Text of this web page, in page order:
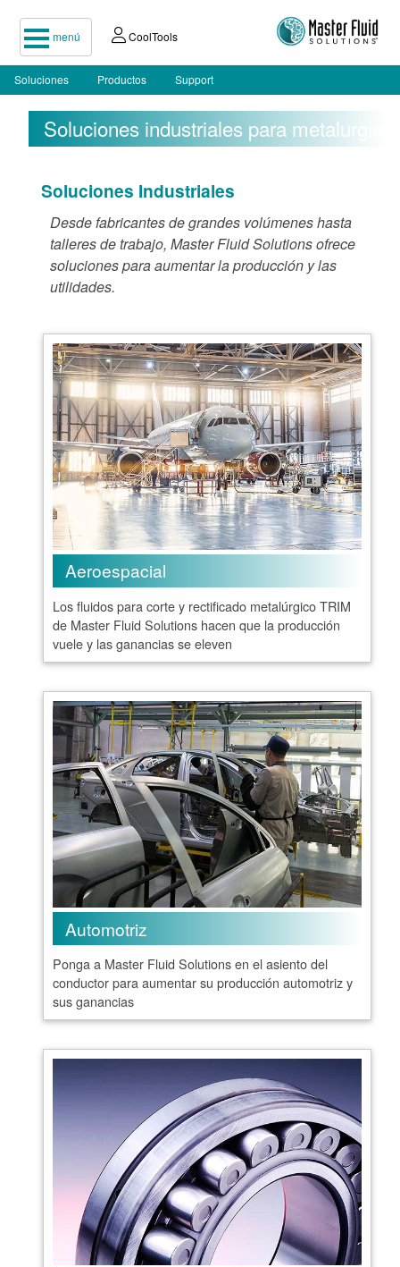
menú CoolTools
Soluciones Productos Support
Soluciones industriales para metalurgia
Soluciones Industriales
Desde fabricantes de grandes volúmenes hasta
talleres de trabajo, Master Fluid Solutions ofrece
soluciones para aumentar la producción y las
utilidades.
Aeroespacial
Los fluidos para corte y rectificado metalúrgico TRIM
de Master Fluid Solutions hacen que la producción
vuele y las ganancias se eleven
Automotriz
Ponga a Master Fluid Solutions en el asiento del
conductor para aumentar su producción automotriz y
sus ganancias